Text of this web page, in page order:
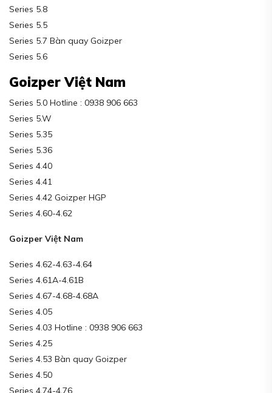
Series 5.8
Series 5.5
Series 5.7 Bàn quay Goizper
Series 5.6
Goizper Việt Nam
Series 5.0 Hotline : 0938 906 663
Series 5.W
Series 5.35
Series 5.36
Series 4.40
Series 4.41
Series 4.42 Goizper HGP
Series 4.60-4.62
Goizper Việt Nam
Series 4.62-4.63-4.64
Series 4.61A-4.61B
Series 4.67-4.68-4.68A
Series 4.05
Series 4.03 Hotline : 0938 906 663
Series 4.25
Series 4.53 Bàn quay Goizper
Series 4.50
Series 4.74-4.76